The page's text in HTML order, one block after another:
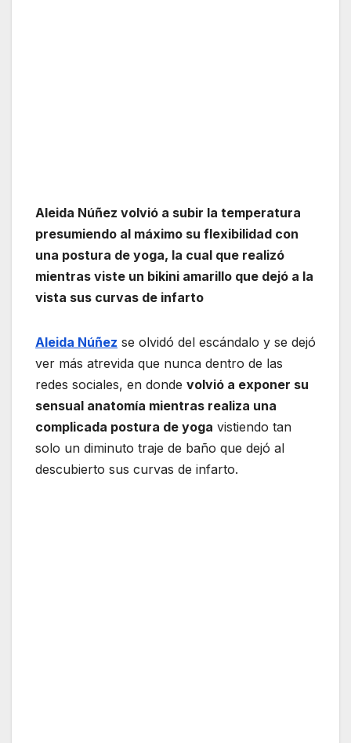
Aleida Núñez volvió a subir la temperatura
presumiendo al máximo su flexibilidad con
una postura de yoga, la cual que realizó
mientras viste un bikini amarillo que dejó a la
vista sus curvas de infarto
Aleida Núñez se olvidó del escándalo y se dejó
ver más atrevida que nunca dentro de las
redes sociales, en donde volvió a exponer su
sensual anatomía mientras realiza una
complicada postura de yoga vistiendo tan
solo un diminuto traje de baño que dejó al
descubierto sus curvas de infarto.